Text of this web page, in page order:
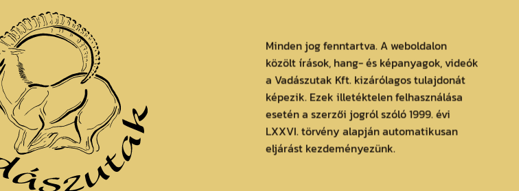
Minden jog fenntartva. A weboldalon
közölt írások, hang- és képanyagok, videók
a Vadászutak Kft. kizárólagos tulajdonát
képezik. Ezek illetéktelen felhasználása
esetén a szerzői jogról szóló 1999. évi
LXXVI. törvény alapján automatikusan
eljárást kezdeményezünk.